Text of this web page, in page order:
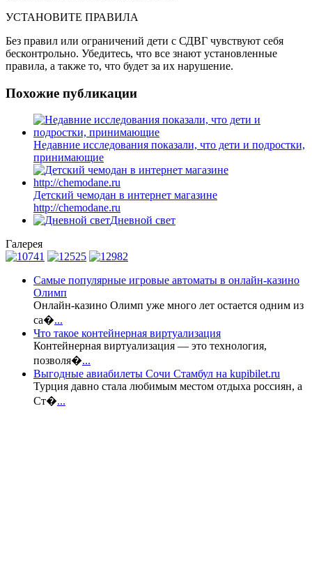
УСТАНОВИТЕ ПРАВИЛА
Без правил или ограничений дети с СДВГ чувствуют себя
бесконтрольно. Убедитесь, что все знают установленные
правила, а также то, что будет за их нарушение.
Похожие публикации
Недавние исследования показали, что дети и подростки,
принимающие
Детский чемодан в интернет магазине
http://chemodane.ru
Дневной свет
Галерея
Самые популярные игровые автоматы в онлайн-казино
Олимп
Онлайн-казино Олимп уже много лет остается одним из
са�...
Что такое контейнерная виртуализация
Контейнерная виртуализация — это технология,
позволя�...
Выгодные авиабилеты Сочи Стамбул на kupibilet.ru
Турция давно стала любимым местом отдыха россиян, а
Ст�...